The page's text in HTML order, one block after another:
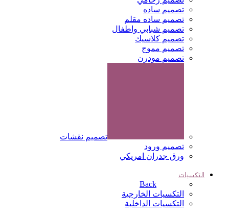
تصميم ساده
تصميم ساده مقلم
تصميم شبابي واطفال
تصميم كلاسيك
تصميم مموج
تصميم مودرن
تصميم نقشات
تصميم ورود
ورق جدران امريكي
التكسيات
Back
التكسيات الخارجية
التكسيات الداخلية